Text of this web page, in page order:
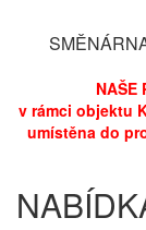
NAŠE
v rámci objektu
umístěna do